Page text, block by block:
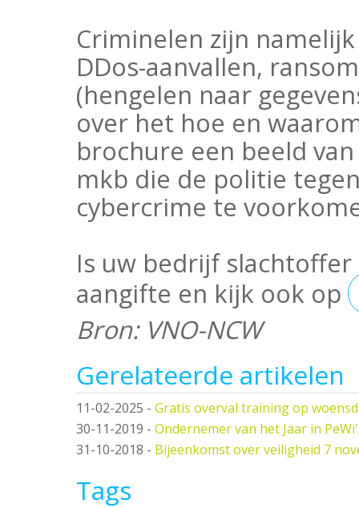
Criminelen zijn
DDos-aanvallen,
(hengelen naar
over het hoe en
brochure een beeld
mkb die de politie
cybercrime te
Is uw bedrijf
aangifte en kijk ook op
Bron: VNO-NCW
Gerelateerde artikelen
11-02-2025 - Gratis overval training op
30-11-2019 - Ondernemer van het Jaar in
31-10-2018 - Bijeenkomst over veiligheid 7
Tags